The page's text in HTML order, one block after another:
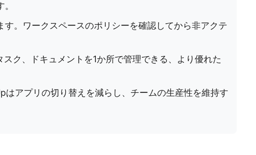
す。ワークスペースのポリシーを確認してから非アクテ
スク、ドキュメントを1か所で管理できる、より優れた
はアプリの切り替えを減らし、チームの生産性を維持す